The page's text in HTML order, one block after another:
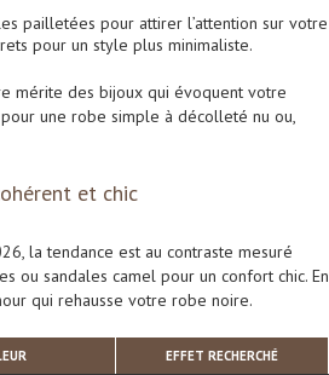
pailletées pour attirer l’attention sur votre
pour un style plus minimaliste.
mérite des bijoux qui évoquent votre
une robe simple à décolleté nu ou,
et chic
la tendance est au contraste mesuré
ou sandales camel pour un confort chic. En
qui rehausse votre robe noire.
EFFET RECHERCHÉ